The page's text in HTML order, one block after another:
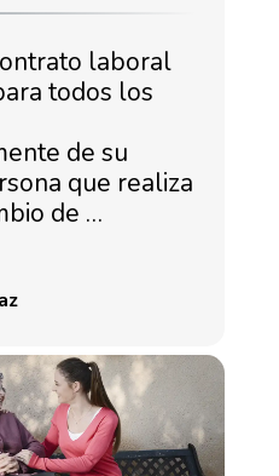
laboral
todos los
de su
que realiza
de …